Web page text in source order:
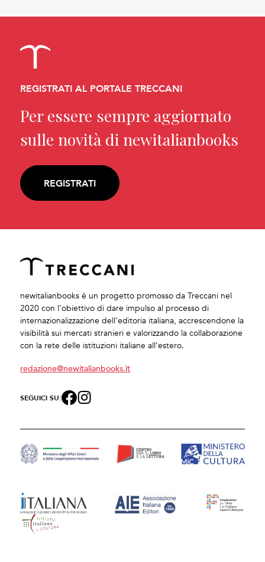
REGISTRATI AL PORTALE TRECCANI
Per essere sempre aggiornato
sulle novità di newitalianbooks
REGISTRATI
newitalianbooks è un progetto promosso da Treccani nel
2020 con l’obiettivo di dare impulso al processo di
internazionalizzazione dell’editoria italiana, accrescendone la
visibilità sui mercati stranieri e valorizzando la collaborazione
con la rete delle istituzioni italiane all’estero.
redazione@newitalianbooks.it
SEGUICI SU: